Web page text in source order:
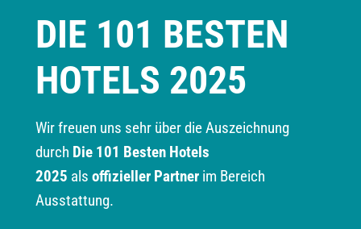
DIE 101 BESTEN
HOTELS 2025
Wir freuen uns sehr über die Auszeichnung
durch Die 101 Besten Hotels
2025 als offizieller Partner im Bereich
Ausstattung.